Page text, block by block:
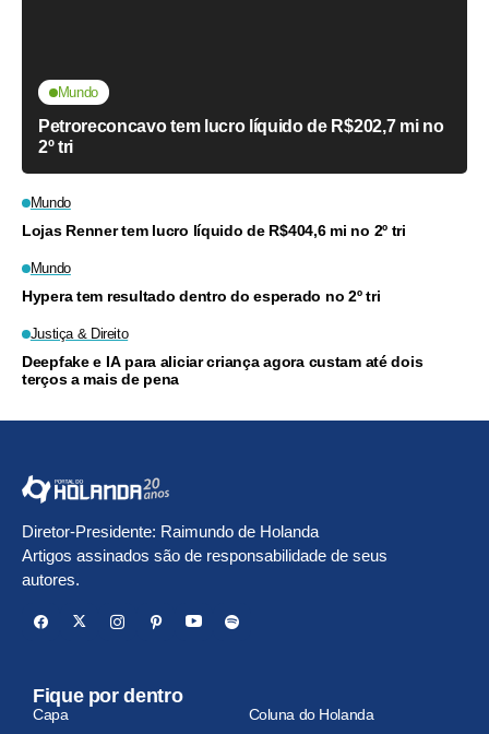
Mundo
Petroreconcavo tem lucro líquido de R$202,7 mi no
2º tri
Mundo
Lojas Renner tem lucro líquido de R$404,6 mi no 2º tri
Mundo
Hypera tem resultado dentro do esperado no 2º tri
Justiça & Direito
Deepfake e IA para aliciar criança agora custam até dois
terços a mais de pena
Diretor-Presidente: Raimundo de Holanda
Artigos assinados são de responsabilidade de seus
autores.
Fique por dentro
Capa Coluna do Holanda